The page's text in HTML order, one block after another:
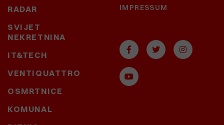
RADAR
SVIJET
NEKRETNINA
IT&TECH
VENTIQUATTRO
OSMRTNICE
KOMUNAL
IMPRESSUM